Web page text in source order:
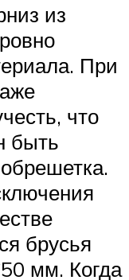
из
При
что
быть
брусья
мм. Когда